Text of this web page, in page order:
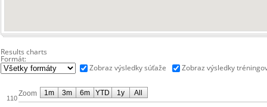
Results charts
Formát:
Zobraz výsledky súťaže
Zobraz výsledky
Zoom
110
1m 3m 6m YTD 1y All